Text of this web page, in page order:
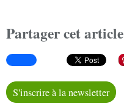
Partager cet article
S'inscrire à la newsletter